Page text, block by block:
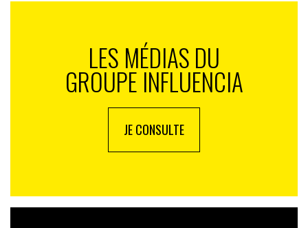
LES MÉDIAS DU
GROUPE INFLUENCIA
JE CONSULTE